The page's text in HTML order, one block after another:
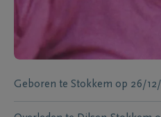
Geboren te Stokkem op 26/12/